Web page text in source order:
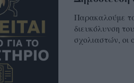
Παρακαλούμε
διευκόλυνση
σχολιαστών, οι